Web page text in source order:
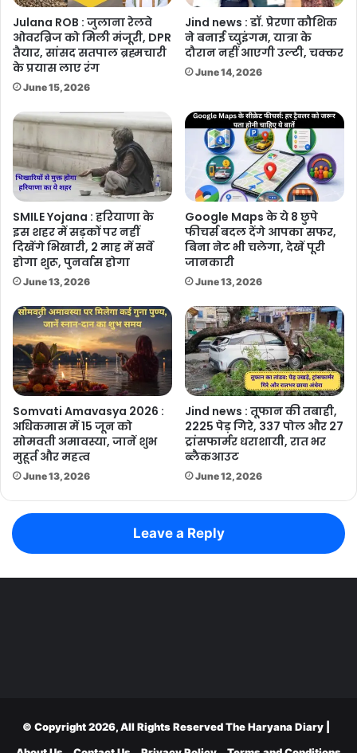
Julana ROB : जुलाना रेलवे
ओवरब्रिज को मिली मंजूरी, DPR
तैयार, सांसद सतपाल ब्रह्मचारी
के प्रयास लाए रंग
June 15, 2026
Jind news : डॉ. प्रेरणा कौशिक
ने बनाई च्युइंगम, यात्रा के
दौरान नहीं आएगी उल्टी, चक्कर
June 14, 2026
SMILE Yojana : हरियाणा के
इस शहर में सड़कों पर नहीं
दिखेंगे भिखारी, 2 माह में सर्वे
होगा शुरू, पुनर्वास होगा
June 13, 2026
Google Maps के ये 8 छुपे
फीचर्स बदल देंगे आपका सफर,
बिना नेट भी चलेगा, देखें पूरी
जानकारी
June 13, 2026
Somvati Amavasya 2026 :
अधिकमास में 15 जून को
सोमवती अमावस्या, जानें शुभ
मुहूर्त और महत्व
June 13, 2026
Jind news : तूफान की तबाही,
2225 पेड़ गिरे, 337 पोल और 27
ट्रांसफार्मर धराशायी, रात भर
ब्लैकआउट
June 12, 2026
Leave a Reply
© Copyright 2026, All Rights ReservedThe Haryana Diary